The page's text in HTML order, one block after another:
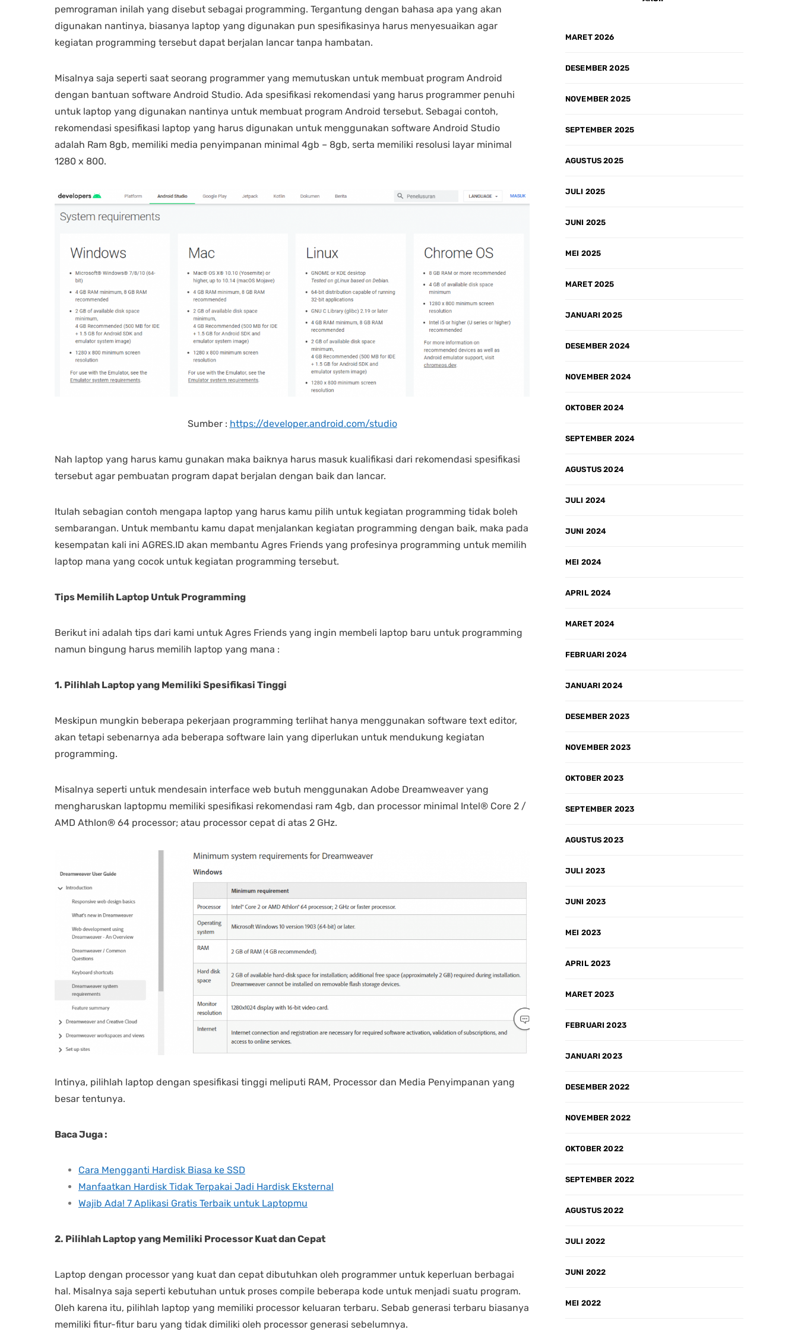
pemrograman inilah yang disebut sebagai programming. Tergantung dengan bahasa apa yang akan
digunakan nantinya, biasanya laptop yang digunakan pun spesifikasinya harus menyesuaikan agar
kegiatan programming tersebut dapat berjalan lancar tanpa hambatan.
Misalnya saja seperti saat seorang programmer yang memutuskan untuk membuat program Android
dengan bantuan software Android Studio. Ada spesifikasi rekomendasi yang harus programmer penuhi
untuk laptop yang digunakan nantinya untuk membuat program Android tersebut. Sebagai contoh,
rekomendasi spesifikasi laptop yang harus digunakan untuk menggunakan software Android Studio
adalah Ram 8gb, memiliki media penyimpanan minimal 4gb – 8gb, serta memiliki resolusi layar minimal
1280 x 800.
Sumber : https://developer.android.com/studio
Nah laptop yang harus kamu gunakan maka baiknya harus masuk kualifikasi dari rekomendasi spesifikasi
tersebut agar pembuatan program dapat berjalan dengan baik dan lancar.
Itulah sebagian contoh mengapa laptop yang harus kamu pilih untuk kegiatan programming tidak boleh
sembarangan. Untuk membantu kamu dapat menjalankan kegiatan programming dengan baik, maka pada
kesempatan kali ini AGRES.ID akan membantu Agres Friends yang profesinya programming untuk memilih
laptop mana yang cocok untuk kegiatan programming tersebut.
Tips Memilih Laptop Untuk Programming
Berikut ini adalah tips dari kami untuk Agres Friends yang ingin membeli laptop baru untuk programming
namun bingung harus memilih laptop yang mana :
1. Pilihlah Laptop yang Memiliki Spesifikasi Tinggi
Meskipun mungkin beberapa pekerjaan programming terlihat hanya menggunakan software text editor,
akan tetapi sebenarnya ada beberapa software lain yang diperlukan untuk mendukung kegiatan
programming.
Misalnya seperti untuk mendesain interface web butuh menggunakan Adobe Dreamweaver yang
mengharuskan laptopmu memiliki spesifikasi rekomendasi ram 4gb, dan processor minimal Intel® Core 2 /
AMD Athlon® 64 processor; atau processor cepat di atas 2 GHz.
Intinya, pilihlah laptop dengan spesifikasi tinggi meliputi RAM, Processor dan Media Penyimpanan yang
besar tentunya.
Baca Juga :
Cara Mengganti Hardisk Biasa ke SSD
Manfaatkan Hardisk Tidak Terpakai Jadi Hardisk Eksternal
Wajib Ada! 7 Aplikasi Gratis Terbaik untuk Laptopmu
2. Pilihlah Laptop yang Memiliki Processor Kuat dan Cepat
Laptop dengan processor yang kuat dan cepat dibutuhkan oleh programmer untuk keperluan berbagai
hal. Misalnya saja seperti kebutuhan untuk proses compile beberapa kode untuk menjadi suatu program.
Oleh karena itu, pilihlah laptop yang memiliki processor keluaran terbaru. Sebab generasi terbaru biasanya
memiliki fitur-fitur baru yang tidak dimiliki oleh processor generasi sebelumnya.
MARET 2026
DESEMBER 2025
NOVEMBER 2025
SEPTEMBER 2025
AGUSTUS 2025
JULI 2025
JUNI 2025
MEI 2025
MARET 2025
JANUARI 2025
DESEMBER 2024
NOVEMBER 2024
OKTOBER 2024
SEPTEMBER 2024
AGUSTUS 2024
JULI 2024
JUNI 2024
MEI 2024
APRIL 2024
MARET 2024
FEBRUARI 2024
JANUARI 2024
DESEMBER 2023
NOVEMBER 2023
OKTOBER 2023
SEPTEMBER 2023
AGUSTUS 2023
JULI 2023
JUNI 2023
MEI 2023
APRIL 2023
MARET 2023
FEBRUARI 2023
JANUARI 2023
DESEMBER 2022
NOVEMBER 2022
OKTOBER 2022
SEPTEMBER 2022
AGUSTUS 2022
JULI 2022
JUNI 2022
MEI 2022